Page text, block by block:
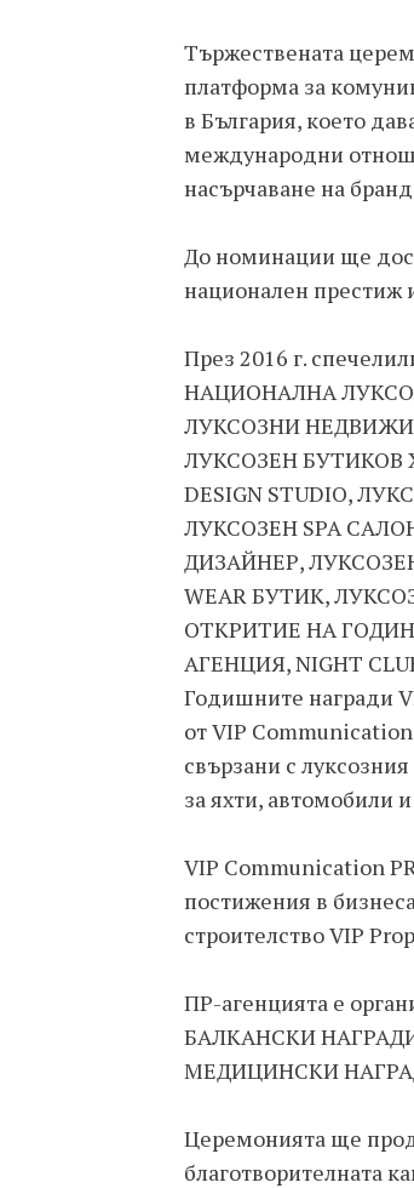
Тържествената
платформа за
в България, което
международни
насърчаване на
До номинации ще
национален
През 2016 г.
НАЦИОНАЛНА
ЛУКСОЗНИ
ЛУКСОЗЕН БУТИКОВ
DESIGN STUDIO,
ЛУКСОЗЕН SPA
ДИЗАЙНЕР,
WEAR БУТИК,
ОТКРИТИЕ НА
АГЕНЦИЯ, NIGHT
Годишните награди
от VIP
свързани с
за яхти, автомобили
VIP Communication
постижения в
строителство VIP
ПР-агенцията е
БАЛКАНСКИ
МЕДИЦИНСКИ
Церемонията ще
благотворителната